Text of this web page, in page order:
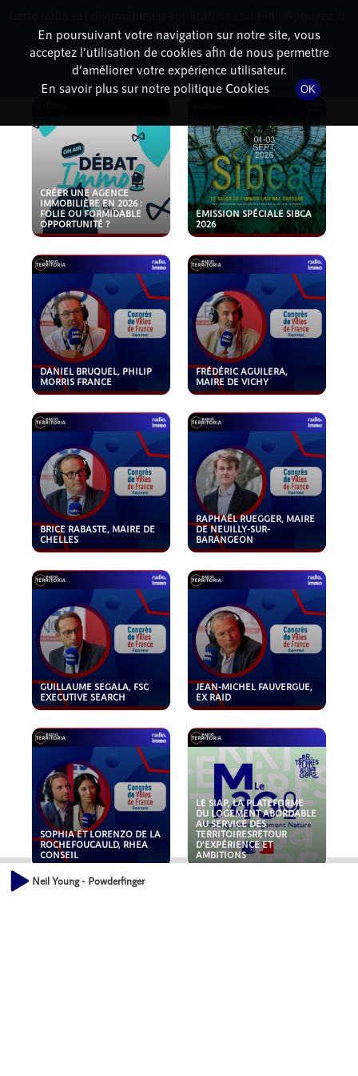
PODCASTS
CRÉER UNE AGENCE
IMMOBILIÈRE EN 2026 :
FOLIE OU FORMIDABLE
OPPORTUNITÉ ?
EMISSION SPÉCIALE SIBCA
2026
DANIEL BRUQUEL, PHILIP
MORRIS FRANCE
FRÉDÉRIC AGUILERA,
MAIRE DE VICHY
BRICE RABASTE, MAIRE DE
CHELLES
RAPHAËL RUEGGER, MAIRE
DE NEUILLY-SUR-
BARANGEON
GUILLAUME SEGALA, FSC
EXECUTIVE SEARCH
JEAN-MICHEL FAUVERGUE,
EX RAID
SOPHIA ET LORENZO DE LA
ROCHEFOUCAULD, RHEA
CONSEIL
LE SIAP, LA PLATEFORME
DU LOGEMENT ABORDABLE
AU SERVICE DES
TERRITOIRESRETOUR
D'EXPÉRIENCE ET
AMBITIONS
Neil Young - Powderfinger
En poursuivant votre navigation sur notre site, vous
acceptez l’utilisation de cookies afin de nous permettre
d’améliorer votre expérience utilisateur.
En savoir plus sur notre politique Cookies
OK
dessous pour l'installer.
Non merci Télécharger l'application